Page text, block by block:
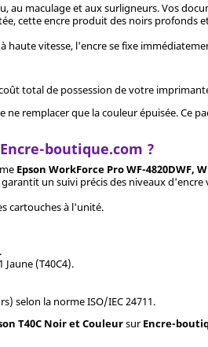
au maculage et aux surligneurs. Vos
cette encre produit des noirs
haute vitesse, l'encre se fixe
total de possession de votre
ne remplacer que la couleur épuisée.
boutique.com ?
Epson WorkForce Pro WF-4820DWF,
un suivi précis des niveaux
cartouches à l'unité.
Jaune (T40C4).
selon la norme ISO/IEC 24711.
T40C Noir et CouleursurEncre-